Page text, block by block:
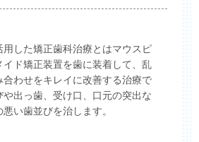
用した矯正歯科治療とはマウスピ
イド矯正装置を歯に装着して、乱
わせをキレイに改善する治療で
出っ歯、受け口、口元の突出な
い歯並びを治します。